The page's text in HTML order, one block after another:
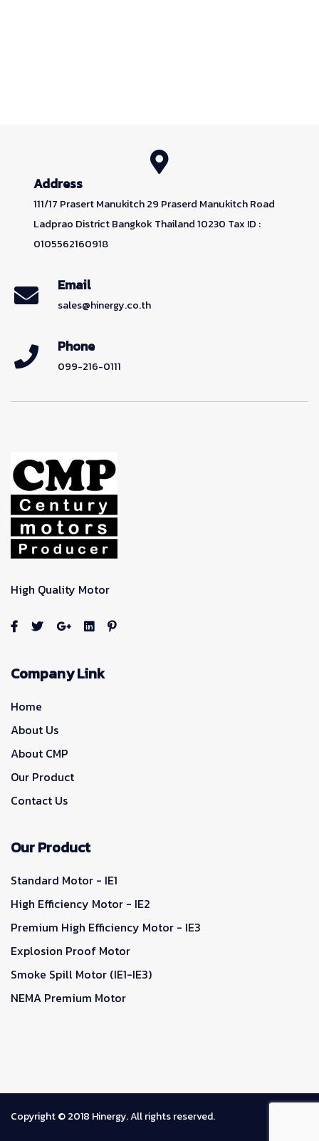
Address
111/17 Prasert Manukitch 29 Praserd Manukitch Road
Ladprao District Bangkok Thailand 10230 Tax ID :
0105562160918
Email
sales@hinergy.co.th
Phone
099-216-0111
High Quality Motor
Company Link
Home
About Us
About CMP
Our Product
Contact Us
Our Product
Standard Motor - IE1
High Efficiency Motor - IE2
Premium High Efficiency Motor - IE3
Explosion Proof Motor
Smoke Spill Motor (IE1-IE3)
NEMA Premium Motor
Copyright © 2018 Hinergy. All rights reserved.